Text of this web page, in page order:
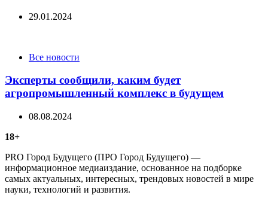
29.01.2024
CategoriesВсе новости
Эксперты сообщили, каким будет
агропромышленный комплекс в будущем
08.08.2024
18+
PRO Город Будущего (ПРО Город Будущего) —
информационное медиаиздание, основанное на подборке
самых актуальных, интересных, трендовых новостей в мире
науки, технологий и развития.